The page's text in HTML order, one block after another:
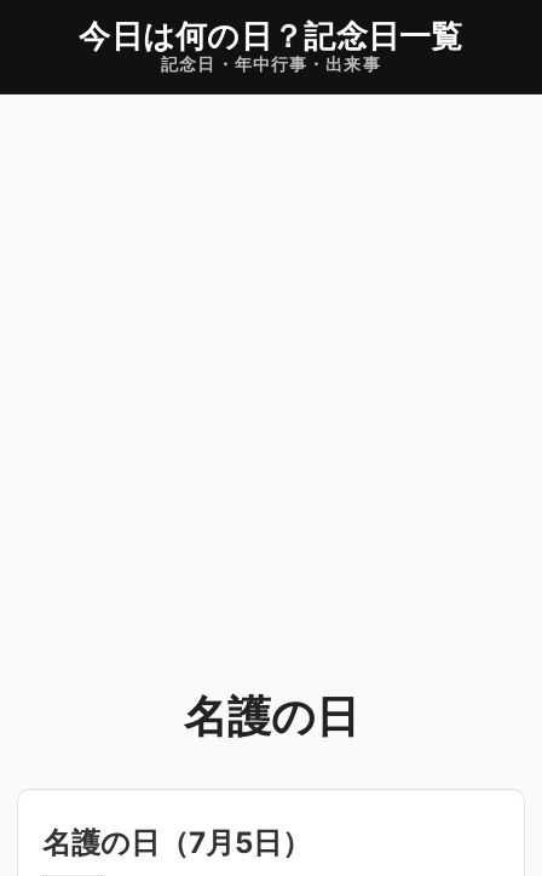
今日は何の日 ？記念日一覧
記念日・年中行事・出来事
名護の日
名護の日（7月5日 ）